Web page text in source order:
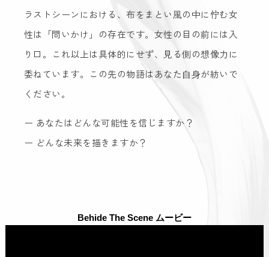
ラストシーンにおける、布をまとい風の中に佇む女
性は「問いかけ」の存在です。女性の目の前には入
り口。これ以上は具体的にせず、見る側の想像力に
委ねています。この先の物語はあなた⾃⾝が紡いで
ください。
ー あなたはどんな可能性を信じますか？
ー どんな未来を描きますか？
Behide The Scene ムービー